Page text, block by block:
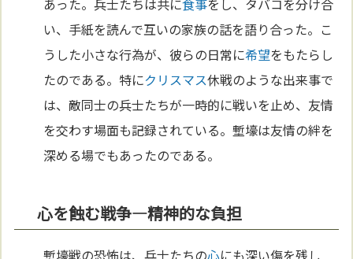
い、手紙を読んで互いの家族の話を語り合った。こ
うした小さな行為が、彼らの日常に希望をもたらし
たのである。特にクリスマス休戦のような出来事で
は、敵同士の兵士たちが一時的に戦いを止め、友情
を交わす場面も記録されている。塹壕は友情の絆を
深める場でもあったのである。
心を蝕む戦争—精神的な負担
塹壕戦の恐怖は、兵士たちの心にも深い傷を残し